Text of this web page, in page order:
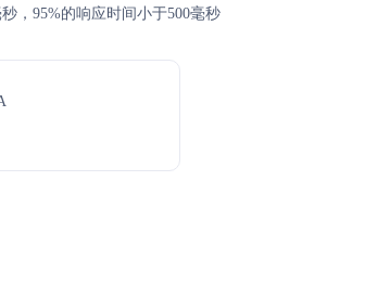
，95%的响应时间小于500毫秒